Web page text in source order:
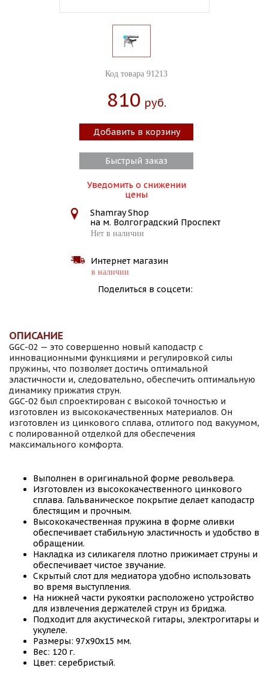
Код товара 91213
810 Руб.
Добавить в корзину
Быстрый заказ
Уведомить о снижении
цены
Shamray Shop
на м. Волгоградский Проспект
Нет в наличии
Интернет магазин
в наличии
Поделиться в соцсети:
ОПИСАНИЕ
GGC-02 — это совершенно новый каподастр с
инновационными функциями и регулировкой силы
пружины, что позволяет достичь оптимальной
эластичности и, следовательно, обеспечить оптимальную
динамику прижатия струн.
GGC-02 был спроектирован с высокой точностью и
изготовлен из высококачественных материалов. Он
изготовлен из цинкового сплава, отлитого под вакуумом,
с полированной отделкой для обеспечения
максимального комфорта.
Выполнен в оригинальной форме револьвера.
Изготовлен из высококачественного цинкового
сплава. Гальваническое покрытие делает каподастр
блестящим и прочным.
Высококачественная пружина в форме оливки
обеспечивает стабильную эластичность и удобство в
обращении.
Накладка из силикагеля плотно прижимает струны и
обеспечивает чистое звучание.
Скрытый слот для медиатора удобно использовать
во время выступления.
На нижней части рукоятки расположено устройство
для извлечения держателей струн из бриджа.
Подходит для акустической гитары, электрогитары и
укулеле.
Размеры: 97x90x15 мм.
Вес: 120 г.
Цвет: серебристый.